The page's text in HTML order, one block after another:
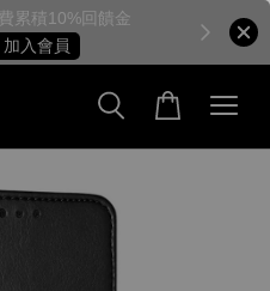
累積10%回饋金
入會員